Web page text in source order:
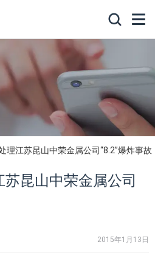
理江苏昆山中荣金属公司“8.2”爆炸事故
昆山中荣金属公司
2015年1月13日